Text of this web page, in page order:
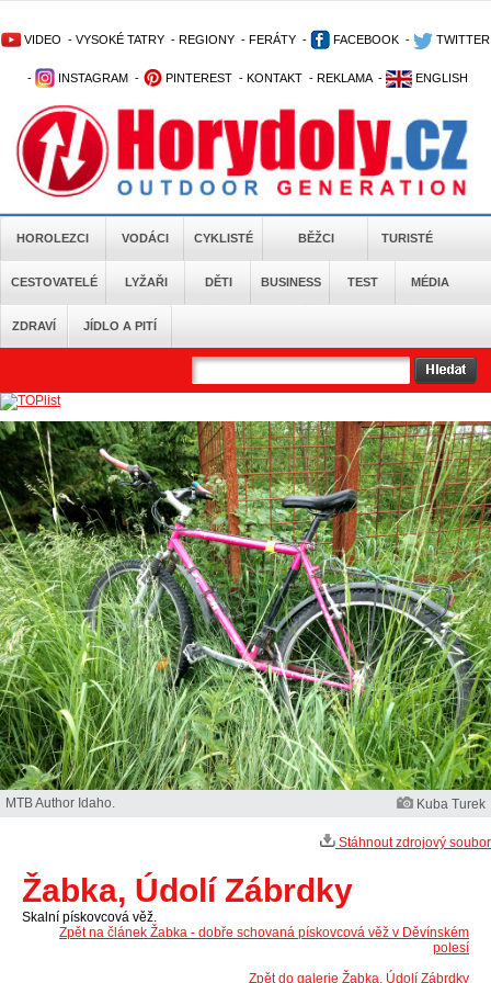
VIDEO - VYSOKÉ TATRY - REGIONY - FERÁTY - FACEBOOK - TWITTER
- INSTAGRAM - PINTEREST - KONTAKT - REKLAMA - ENGLISH
HOROLEZCI VODÁCI CYKLISTÉ BĚŽCI TURISTÉ
CESTOVATELÉ LYŽAŘI DĚTI BUSINESS TEST MÉDIA
ZDRAVÍ JÍDLO A PITÍ
MTB Author Idaho. Kuba Turek
Stáhnout zdrojový soubor
Žabka, Údolí Zábrdky
Skalní pískovcová věž.
Zpět na článek Žabka - dobře schovaná pískovcová věž v Děvínském
polesí
Zpět do galerie Žabka, Údolí Zábrdky